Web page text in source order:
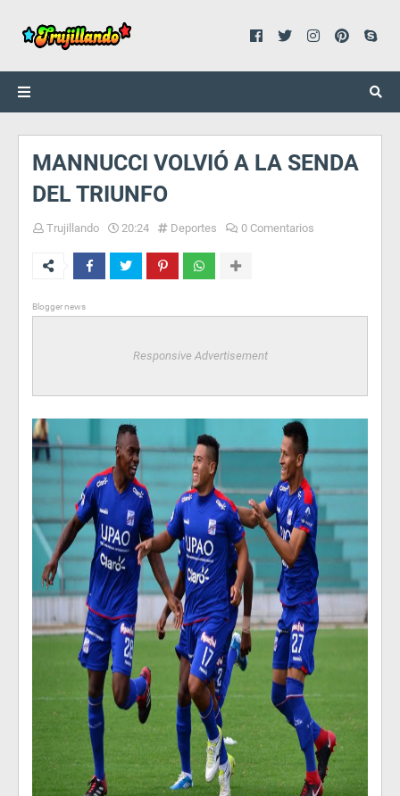
MANNUCCI VOLVIÓ A LA SENDA
DEL TRIUNFO
Trujillando 20:24 Deportes 0 Comentarios
Blogger news
Responsive Advertisement